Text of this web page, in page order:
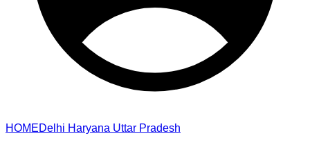
HOMEDelhi Haryana Uttar Pradesh